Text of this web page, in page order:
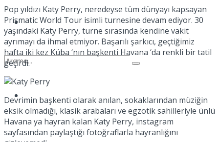
Dünya
Türkiye
No Result
Pop yıldızı Katy Perry, neredeyse tüm dünyayı kapsayan
Prismatic World Tour isimli turnesine devam ediyor. 30
yaşındaki Katy Perry, turne sırasında kendine vakit
ayrımayı da ihmal etmiyor. Başarılı şarkıcı, geçtiğimiz
hafta iki kez Küba ‘nın başkenti Havana ‘da renkli bir tatil
geçirdi.
Devrimin başkenti olarak anılan, sokaklarından müziğin
eksik olmadığı, klasik arabaları ve egzotik sahilleriyle ünlü
Havana ya hayran kalan Katy Perry, instagram
sayfasından paylaştığı fotoğraflarla hayranlığını